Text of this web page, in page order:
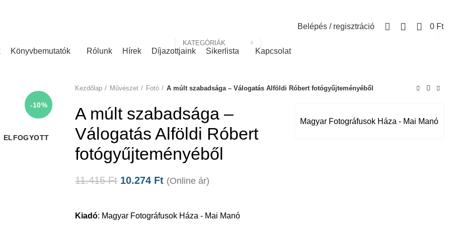
KATEGÓRIÁK
Belépés / regisztráció 0 Ft
Könyvbemutatók Rólunk Hírek Díjazottjaink Sikerlista Kapcsolat
-10%
ELFOGYOTT
Kezdőlap
Művészet Fotó A múlt szabadsága – Válogatás Alföldi Róbert fotógyűjteményéből
Magyar Fotográfusok Háza - Mai Manó
A múlt szabadsága –
Válogatás Alföldi Róbert
fotógyűjteményéből
11.415Ft 10.274 Ft (Online ár)
Kiadó: Magyar Fotográfusok Háza - Mai Manó